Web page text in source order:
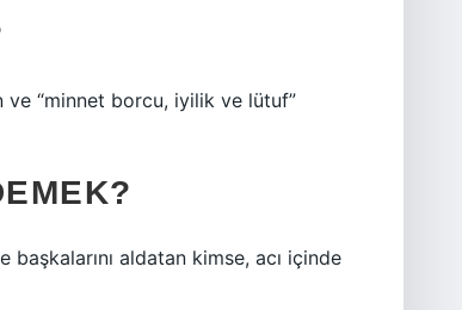
ve “minnet borcu, iyilik ve lütuf”
aldatan kimse, acı içinde